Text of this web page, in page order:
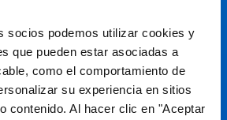
socios podemos utilizar cookies y
que pueden estar asociadas a
como el comportamiento de
su experiencia en sitios
contenido. Al hacer clic en "Aceptar
Médica
a profesionales sanitarios de